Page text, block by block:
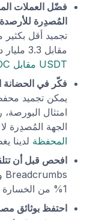
فضّل العملات
المُصدِرة للأرصدة
مقابل 3.3 مليار دولار خلال 2023-2025). راجع
USDT مقابل USDC للتحويلات
فكّر في الحضانة
يمكن تجميد
امتثال
الجهة المُصدِرة
المحفظة لدينا
افحص قبل أن
1% من الخسارة الناتجة عن تجميد بتوقيت سيء.
احتفظ بوثائق